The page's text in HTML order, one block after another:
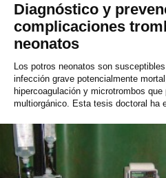
Diagnóstico y
complicaciones
neonatos
Los potros neonatos son
infección grave potencialmente
hipercoagulación y microtrombos
multiorgánico. Esta tesis doctoral ha